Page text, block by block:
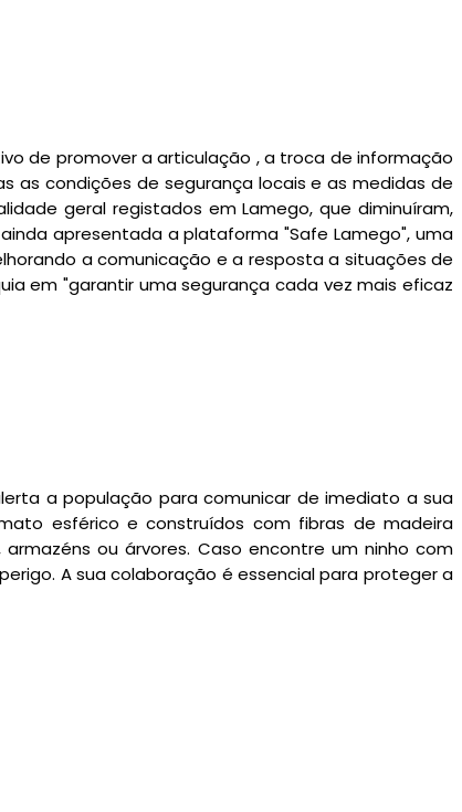
de promover a articulação , a troca de informação
as condições de segurança locais e as medidas de
geral registados em Lamego, que diminuíram,
apresentada a plataforma "Safe Lamego", uma
a comunicação e a resposta a situações de
em "garantir uma segurança cada vez mais eficaz
a população para comunicar de imediato a sua
esférico e construídos com fibras de madeira
ou árvores. Caso encontre um ninho com
A sua colaboração é essencial para proteger a